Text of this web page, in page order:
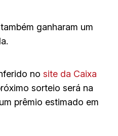
ganharam um
no site da Caixa
sorteio será na
prêmio estimado em